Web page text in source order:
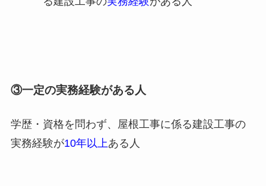
③一定の実務経験がある人
学歴・資格を問わず、屋根工事に係る建設工事の
実務経験が10年以上ある人